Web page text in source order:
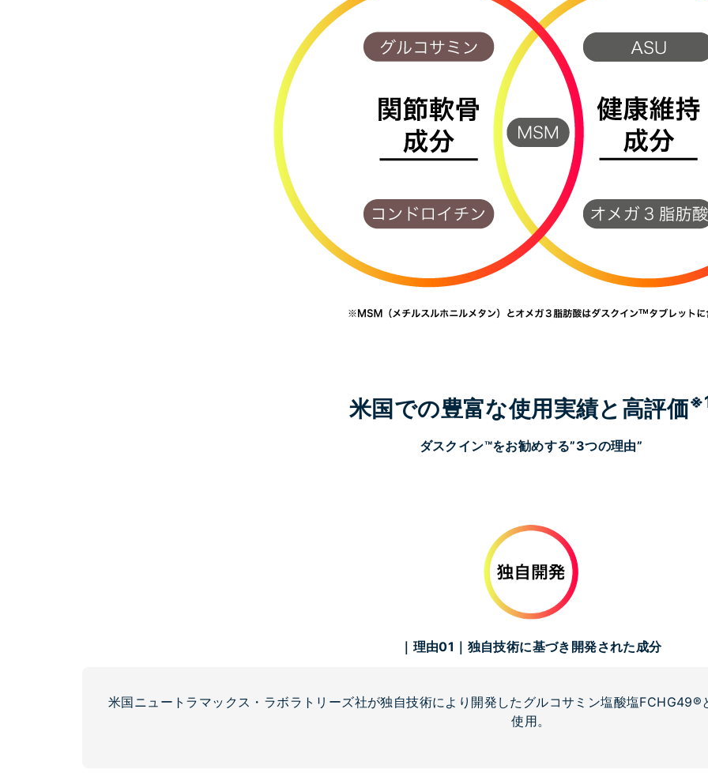
米国での豊富な使用実績と高評価
ダスクイン™をお勧めする”3つの理由”
｜理由01｜独自技術に基づき開発された成分
米国ニュートラマックス・ラボラトリーズ社が独自技術により開発したグルコサミン塩酸塩
使用。